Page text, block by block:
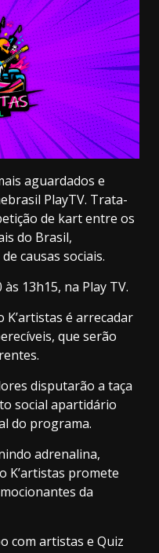
aguardados e
PlayTV. Trata-
de kart entre os
do Brasil,
causas sociais.
13h15, na Play TV.
K’artistas é arrecadar
que serão
disputarão a taça
social apartidário
do programa.
adrenalina,
K’artistas promete
da
com artistas e Quiz